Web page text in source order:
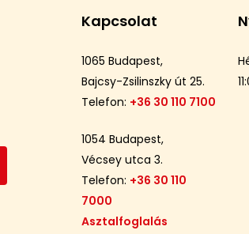
Kapcsolat
1065 Budapest,
Bajcsy-Zsilinszky út 25.
Telefon: +36 30 110 7100
1054 Budapest,
Vécsey utca 3.
Telefon: +36 30 110
7000
Asztalfoglalás